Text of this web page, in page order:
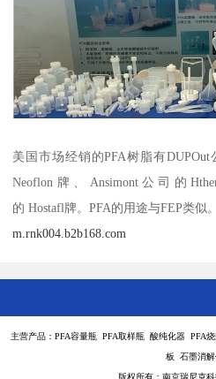
美国市场经销的PFA树脂有
Neoflon牌、Ansimont公司的
的 Hostafl牌。PFA的用途与FEP类似。
m.rnk004.b2b168.com
主营产品：PFA容量瓶 PFA取样瓶 酸纯化器 PFA
板 石墨消